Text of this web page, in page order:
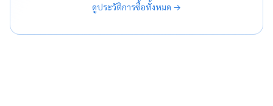
ดูประวัติการซื้อทั้งหมด →